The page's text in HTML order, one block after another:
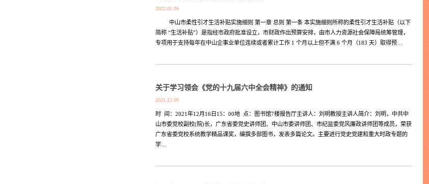
2022.01.06
中山市柔性引才生活补贴实施细则 第一章 总则 第一条 本实施细则所称的柔性引才生活补贴（以下
简称 “生活补贴”）是指经市政府批准设立，市财政作出预算安排，由市人力资源社会保障局统筹管理，
专项用于支持每年在中山企事业单位连续或者累计工作 1 个月以上但不满 6 个月（183 天）取得预…
关于学习领会《党的十九届六中全会精神》的通知
2021.12.06
时 间：2021年12月16日15：00地 点：图书馆7楼报告厅主讲人：刘明教授​主讲人简介：刘明，中共中
山市委党校副校(院)长，广东省委党史讲师团、中山市委讲师团、市纪监委党风廉政讲师团等成员，荣获
广东省委党校系统教学精品课奖，编撰多部图书，发表多篇论文。主要进行党史党建和重大时政专题的
学…